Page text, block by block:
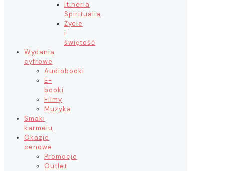
Itineria
Spiritualia
Życie
i
świętość
Wydania
cyfrowe
Audiobooki
E-
booki
Filmy
Muzyka
Smaki
karmelu
Okazje
cenowe
Promocje
Outlet